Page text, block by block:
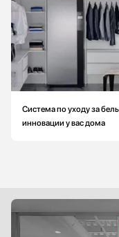
Система по уходу за
инновации у вас дома